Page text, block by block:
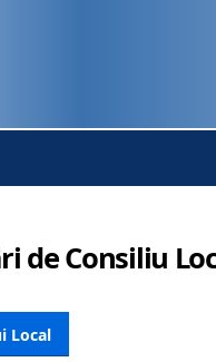
de Consiliu
Local